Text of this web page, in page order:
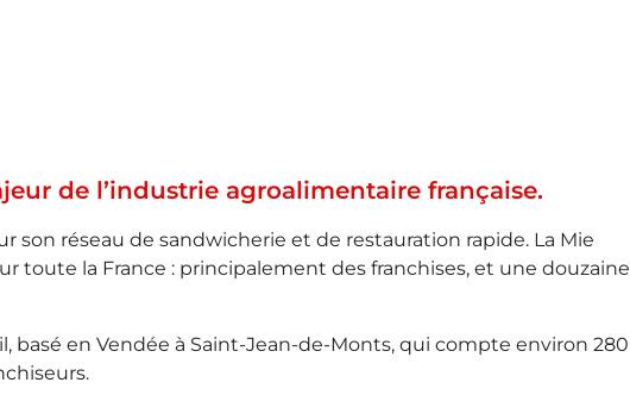
de l’industrie agroalimentaire française.
son réseau de sandwicherie et de restauration rapide. La Mie
toute la France : principalement des franchises, et une douzaine
basé en Vendée à Saint-Jean-de-Monts, qui compte environ 280